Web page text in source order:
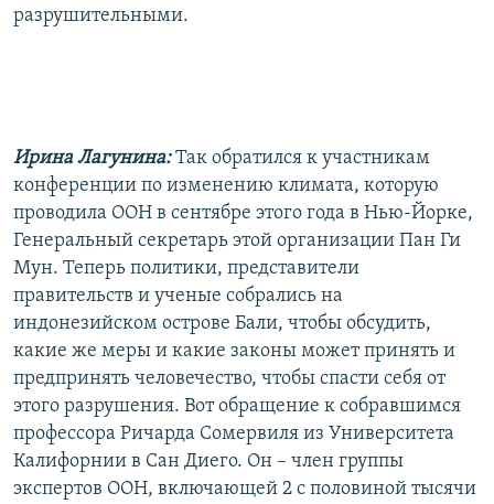
разрушительными.
Ирина Лагунина:Так обратился к участникам
конференции по изменению климата, которую
проводила ООН в сентябре этого года в Нью-Йорке,
Генеральный секретарь этой организации Пан Ги
Мун. Теперь политики, представители
правительств и ученые собрались на
индонезийском острове Бали, чтобы обсудить,
какие же меры и какие законы может принять и
предпринять человечество, чтобы спасти себя от
этого разрушения. Вот обращение к собравшимся
профессора Ричарда Сомервиля из Университета
Калифорнии в Сан Диего. Он – член группы
экспертов ООН, включающей 2 с половиной тысячи